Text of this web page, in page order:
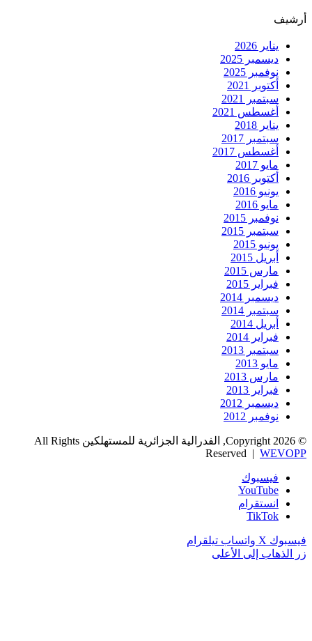
أرشيف
يناير 2026
ديسمبر 2025
نوفمبر 2025
أكتوبر 2021
سبتمبر 2021
أغسطس 2021
يناير 2018
سبتمبر 2017
أغسطس 2017
مايو 2017
أكتوبر 2016
يونيو 2016
مايو 2016
نوفمبر 2015
سبتمبر 2015
يونيو 2015
أبريل 2015
مارس 2015
فبراير 2015
ديسمبر 2014
سبتمبر 2014
أبريل 2014
فبراير 2014
سبتمبر 2013
مايو 2013
مارس 2013
فبراير 2013
ديسمبر 2012
نوفمبر 2012
© Copyright 2026, الفدرالية الجزائرية للمستهلكين All Rights
Reserved | WEVOPP
فيسبوك
‫YouTube
انستقرام
‫TikTok
فيسبوك ‫X واتساب تيلقرام
زر الذهاب إلى الأعلى